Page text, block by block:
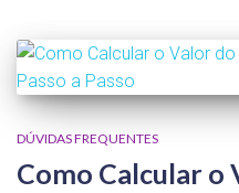
DÚVIDAS FREQUENTES
Como Calcular o